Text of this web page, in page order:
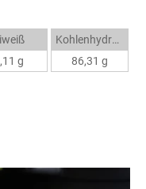
g
Kohlenhydrate
86,31 g